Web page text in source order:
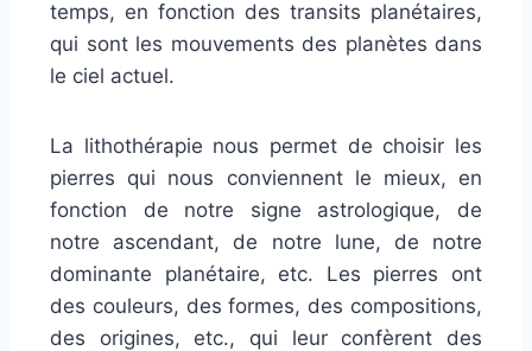
temps, en fonction des transits planétaires,
qui sont les mouvements des planètes dans
le ciel actuel.
La lithothérapie nous permet de choisir les
pierres qui nous conviennent le mieux, en
fonction de notre signe astrologique, de
notre ascendant, de notre lune, de notre
dominante planétaire, etc. Les pierres ont
des couleurs, des formes, des compositions,
des origines, etc., qui leur confèrent des